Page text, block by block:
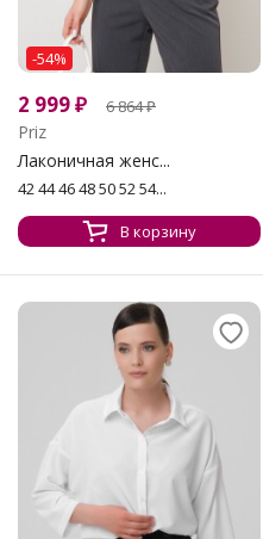
-54%
2 999₽ 6 864₽
Priz
Лаконичная женс...
42 44 46 48 50 52 54...
В корзину